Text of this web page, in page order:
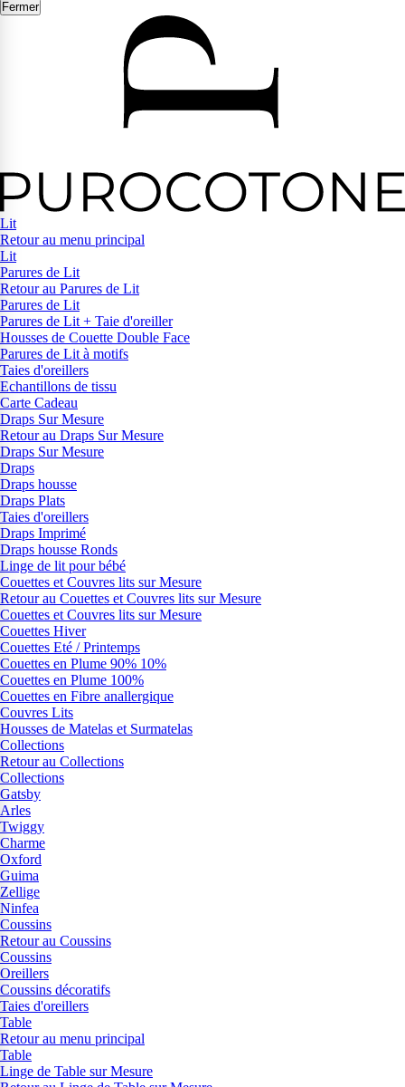
Fermer
Lit
Retour au menu principal
Lit
Parures de Lit
Retour au Parures de Lit
Parures de Lit
Parures de Lit + Taie d'oreiller
Housses de Couette Double Face
Parures de Lit à motifs
Taies d'oreillers
Echantillons de tissu
Carte Cadeau
Draps Sur Mesure
Retour au Draps Sur Mesure
Draps Sur Mesure
Draps
Draps housse
Draps Plats
Taies d'oreillers
Draps Imprimé
Draps housse Ronds
Linge de lit pour bébé
Couettes et Couvres lits sur Mesure
Retour au Couettes et Couvres lits sur Mesure
Couettes et Couvres lits sur Mesure
Couettes Hiver
Couettes Eté / Printemps
Couettes en Plume 90% 10%
Couettes en Plume 100%
Couettes en Fibre anallergique
Couvres Lits
Housses de Matelas et Surmatelas
Collections
Retour au Collections
Collections
Gatsby
Arles
Twiggy
Charme
Oxford
Guima
Zellige
Ninfea
Coussins
Retour au Coussins
Coussins
Oreillers
Coussins décoratifs
Taies d'oreillers
Table
Retour au menu principal
Table
Linge de Table sur Mesure